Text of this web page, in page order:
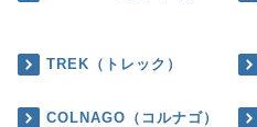
TREK（トレック）
COLNAGO（コルナゴ）